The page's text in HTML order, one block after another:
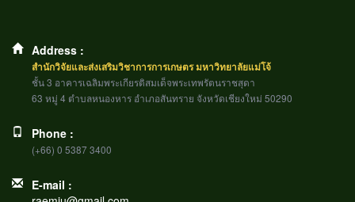
Address :
สำนักวิจัยและส่งเสริมวิชาการการเกษตร มหาวิทยาลัยแม่โจ้
ชั้น 3 อาคารเฉลิมพระเกียรติสมเด็จพระเทพรัตนราชสุดา
63 หมู่ 4 ตำบลหนองหาร อำเภอสันทราย จังหวัดเชียงใหม่ 50290
Phone :
(+66) 0 5387 3400
E-mail :